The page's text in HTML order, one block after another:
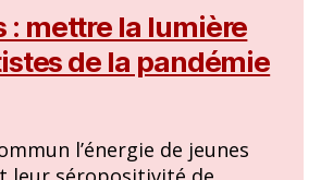
: mettre la lumière
de la pandémie
l’énergie de jeunes